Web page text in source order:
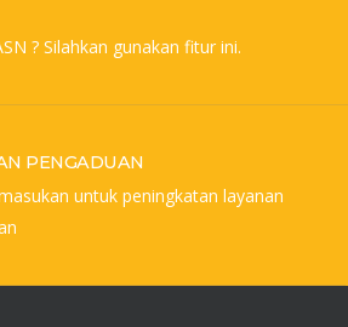
? Silahkan gunakan fitur ini.
PENGADUAN
untuk peningkatan layanan